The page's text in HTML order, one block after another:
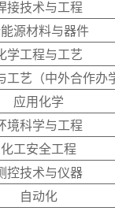
接技术与工程
源材料与器件
学工程与工艺
工艺（中外合作办
应用化学
境科学与工程
化工安全工程
控技术与仪器
自动化